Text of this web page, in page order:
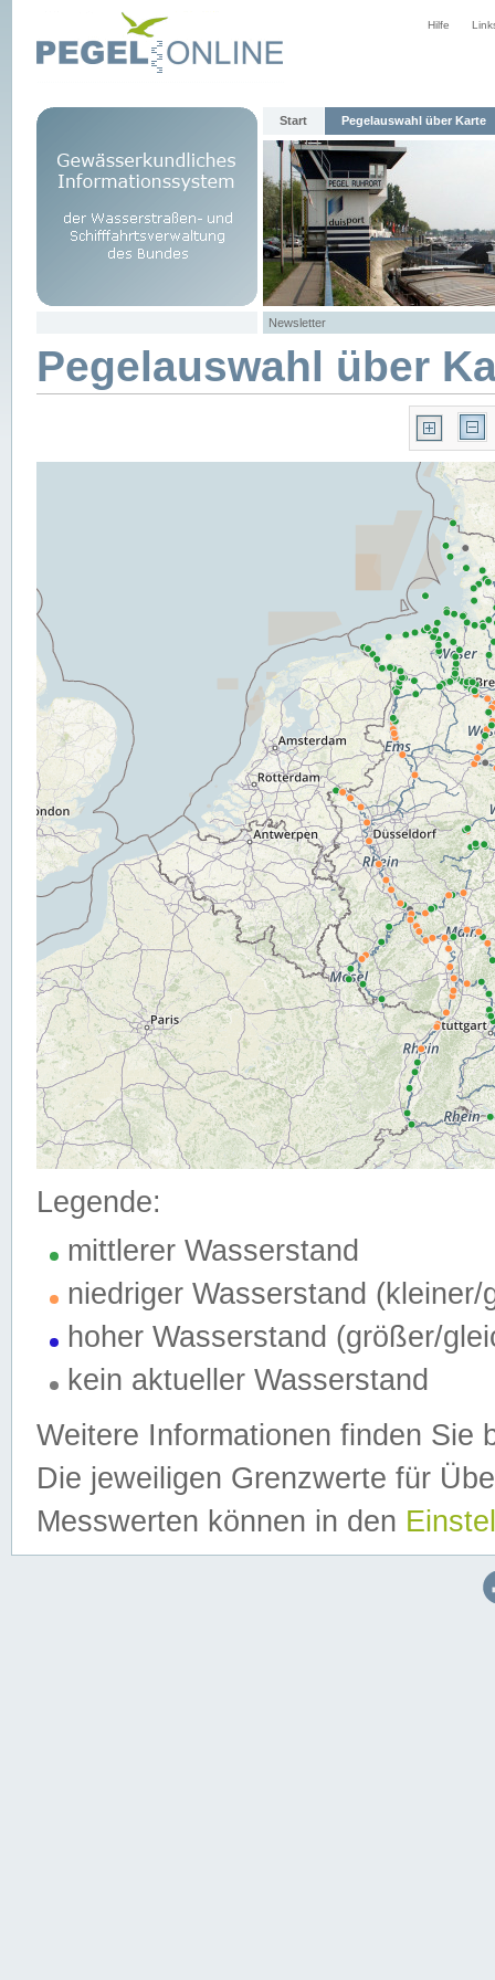
Hilfe
Start Pegelauswahl über Karte
Newsletter
Pegelauswahl über
Legende:
mittlerer Wasserstand
niedriger Wasserstand (kleiner/
hoher Wasserstand (größer/
kein aktueller Wasserstand
Weitere Informationen finden Sie
Die jeweiligen Grenzwerte für
Messwerten können in den